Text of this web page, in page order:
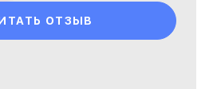
ОТЗЫВ